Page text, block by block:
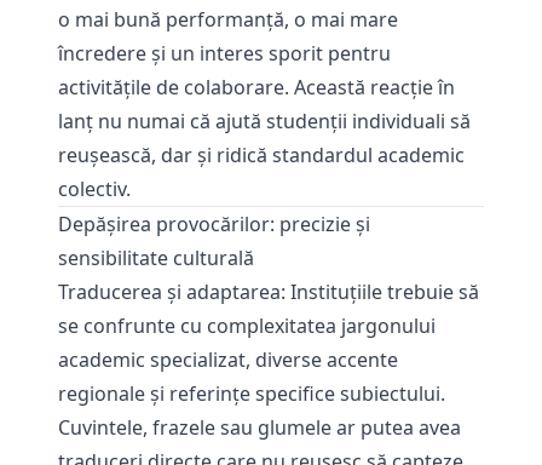
o mai bună performanță, o mai mare
încredere și un interes sporit pentru
activitățile de colaborare. Această reacţie în
lanţ nu numai că ajută studenţii individuali să
reuşească, dar şi ridică standardul academic
colectiv.
Depășirea provocărilor: precizie și
sensibilitate culturală
Traducerea şi adaptarea: Instituțiile trebuie să
se confrunte cu complexitatea jargonului
academic specializat, diverse accente
regionale și referințe specifice subiectului.
Cuvintele, frazele sau glumele ar putea avea